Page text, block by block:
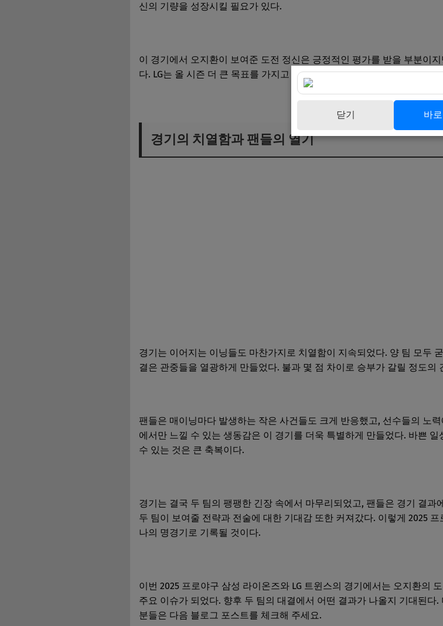
신의 기량을 성장시킬 필요가 있다.
이 경기에서 오지환이 보여준 도전 정신은 긍정적인 평가를 받을 부분이
다. LG는 올 시즌 더 큰 목표를 가지고 있기에, 그러한 실수를 통해 배워야
경기의 치열함과 팬들의 열기
경기는 이어지는 이닝들도 마찬가지로 치열함이 지속되었다. 양 팀 모두
결은 관중들을 열광하게 만들었다. 불과 몇 점 차이로 승부가 갈릴 정도
팬들은 매이닝마다 발생하는 작은 사건들도 크게 반응했고, 선수들의 노
에서만 느낄 수 있는 생동감은 이 경기를 더욱 특별하게 만들었다. 바쁜
수 있는 것은 큰 축복이다.
경기는 결국 두 팀의 팽팽한 긴장 속에서 마무리되었고, 팬들은 경기 결과
두 팀이 보여줄 전략과 전술에 대한 기대감 또한 커져갔다. 이렇게 2025
나의 명경기로 기록될 것이다.
이번 2025 프로야구 삼성 라이온즈와 LG 트윈스의 경기에서는 오지환의
주요 이슈가 되었다. 향후 두 팀의 대결에서 어떤 결과가 나올지 기대된다
분들은 다음 블로그 포스트를 체크해 주세요.
닫기 바